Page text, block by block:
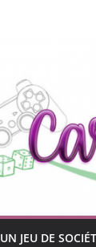
UN JEU DE